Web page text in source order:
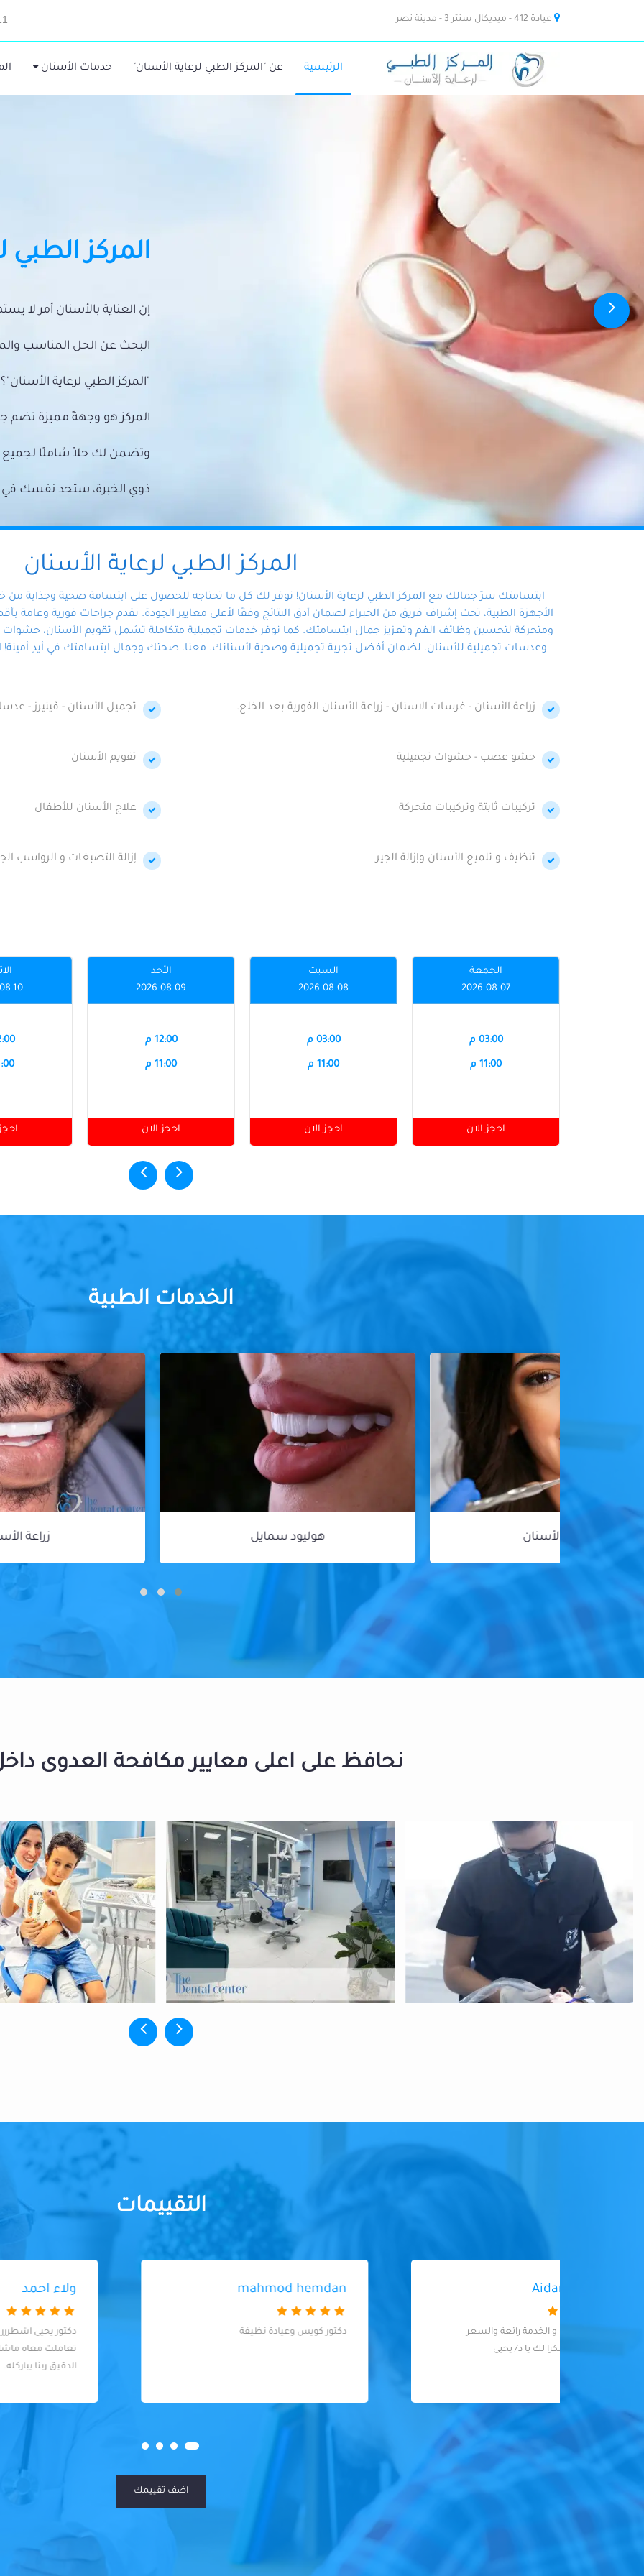
عيادة 412 - ميديكال سنتر 3 - مدينة نصر
الرئيسية عن "المركز الطبي لرعاية الأسنان" خدمات الأسنان
المركز الطبي
إن العناية بالأسنان أمر لا
البحث عن الحل المناسب
"المركز الطبي لرعاية الأسنان"؟
المركز هو وجهةً مميزة تضم
وتضمن لك حلاً شاملًا
ذوي الخبرة، ستجد نفسك في
المركز الطبي لرعاية الأسنان
ابتسامتك سرّ جمالك مع المركز الطبي لرعاية الأسنان! نوفر لك كل ما تحتاجه للحصول على ابتسامة صحية وجذابة
الأجهزة الطبية، تحت إشراف فريق من الخبراء لضمان أدق النتائج وفقًا لأعلى معايير الجودة. نقدم جراحات فورية وعامة
ومتحركة لتحسين وظائف الفم وتعزيز جمال ابتسامتك. كما نوفر خدمات تجميلية متكاملة تشمل تقويم الأسنان، حشوات
وعدسات تجميلية للأسنان، لضمان أفضل تجربة تجميلية وصحية لأسنانك. معنا، صحتك وجمال ابتسامتك في أيدٍ أمينة!
زراعة الأسنان - غرسات الاسنان - زراعة الأسنان الفورية بعد الخلع. تجميل الأسنان - ڤينيرز -
حشو عصب - حشوات تجميلية تقويم الأسنان
تركيبات ثابتة وتركيبات متحركة علاج الأسنان للأطفال
تنظيف و تلميع الأسنان وإزالة الجير إزالة التصبغات و الرواسب
الجمعة
2026-08-07
03:00 م
11:00 م
احجز الان
السبت
2026-08-08
03:00 م
11:00 م
احجز الان
الأحد
2026-08-09
12:00 م
11:00 م
احجز الان
10
الخدمات الطبية
نحافظ على اعلى معايير مكافحة العدوى
التقييمات
دكتور كويس وعيادة نظيفة
ولاء احمد
دكتور يحيى اشطررر وانضف دكتور اسنان
اضف تقييمك